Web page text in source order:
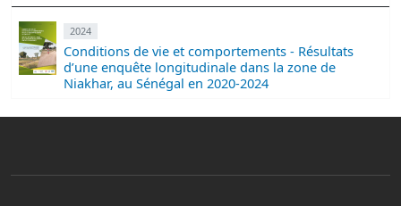
2024
Conditions de vie et comportements - Résultats
d’une enquête longitudinale dans la zone de
Niakhar, au Sénégal en 2020-2024